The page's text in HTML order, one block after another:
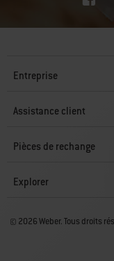
Entreprise
Assistance client
Pièces de rechange
Explorer
© 2026 Weber. Tous droits